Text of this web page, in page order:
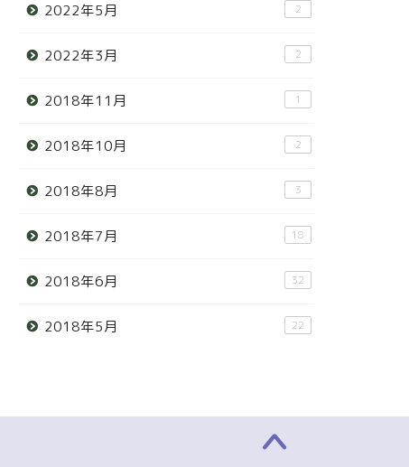
2022年5月 2
2022年3月 2
2018年11月 1
2018年10月 2
2018年8月 3
2018年7月 18
2018年6月 32
2018年5月 22